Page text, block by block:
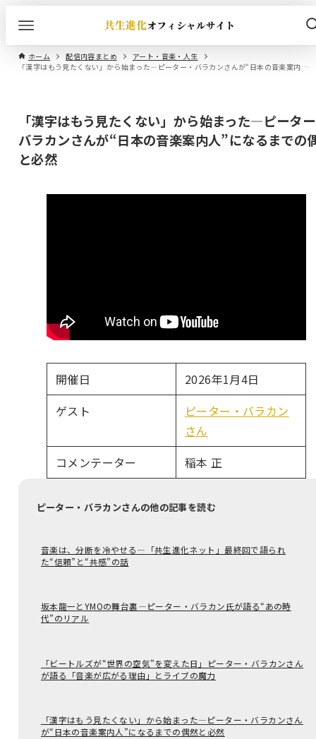
ホーム 配信内容まとめ
アート・音楽・人生
「漢字はもう見たくない」から始まった―ピーター・バラカンさんが“日本の音楽案内人”になるまでの偶然と必然
「漢字はもう見たくない」から始まった―ピータ
バラカンさんが“日本の音楽案内人”になるまでの
と必然
開催日
2026年1月4日
ゲスト
ピーター・バラカン
さん
コメンテーター
稲本 正
ピーター・バラカンさんの他の記事を読む
音楽は、分断を冷やせる―「共生進化ネット」最終回で語られ
た“信頼”と“共感”の話
坂本龍一とYMOの舞台裏―ピーター・バラカン氏が語る“あの時
代”のリアル
「ビートルズが“世界の空気”を変えた日」ピーター・バラカンさん
が語る「音楽が広がる理由」とライブの魔力
「漢字はもう見たくない」から始まった―ピーター・バラカンさん
が“日本の音楽案内人”になるまでの偶然と必然